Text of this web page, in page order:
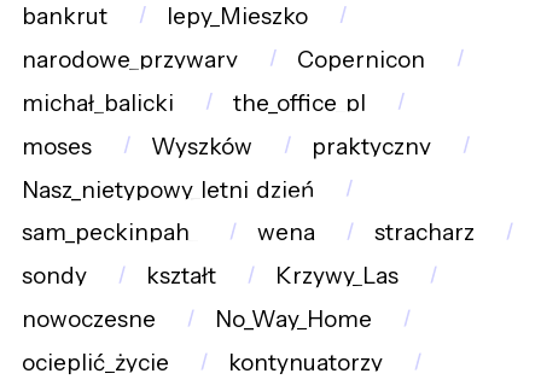
bankrut
lepy_Mieszko
narodowe_przywary
Copernicon
michał_balicki
the_office_pl
moses
Wyszków
praktyczny
Nasz_nietypowy_letni_dzień
sam_peckinpah_
wena
stracharz
sondy
kształt
Krzywy_Las
nowoczesne
No_Way_Home
ocieplić_życie
kontynuatorzy